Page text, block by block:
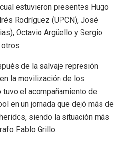
estuvieron presentes Hugo
Rodríguez (UPCN), José
Octavio Argüello y Sergio
de la salvaje represión
la movilización de los
el acompañamiento de
en un jornada que dejó más de
siendo la situación más
Pablo Grillo.